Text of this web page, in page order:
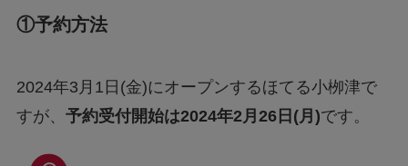
①予約方法
2024年3月1日(金)にオープンするほてる小栁津で
すが、 予約受付開始は2024年2月26日(月)です。